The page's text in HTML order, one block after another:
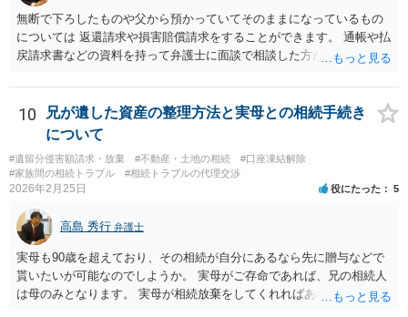
るいは 遺言書などで その意思を実現する方法はあります。 弁護
士に相談してみてください。
無断で下ろしたものや父から預かっていてそのままになっているもの
については 返還請求や損害賠償請求をすることができます。 通帳や払
戻請求書などの資料を持って弁護士に面談で相談した方がよいと思い
10
兄が遺した資産の整理方法と実母との相続手続き
について
#遺留分侵害額請求・放棄 #不動産・土地の相続
#口座凍結解除
#家族間の相続トラブル
#相続トラブルの代理交渉
2026年2月25日 役にたった 5
高島 秀行 弁護士
実母も90歳を超えており、その相続が自分にあるなら先に贈与などで
貰いたいが可能なのでしようか。 実母がご存命であれば、兄の相続人
は母のみとなります。 実母が相続放棄をしてくれればあなた方兄弟及